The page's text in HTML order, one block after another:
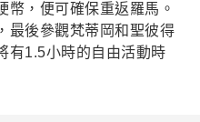
幣，便可確保重返羅馬。
最後參觀梵蒂岡和聖彼得
有1.5小時的自由活動時